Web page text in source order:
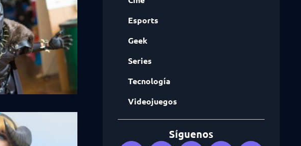
Esports
Geek
Series
Tecnología
Videojuegos
Síguenos